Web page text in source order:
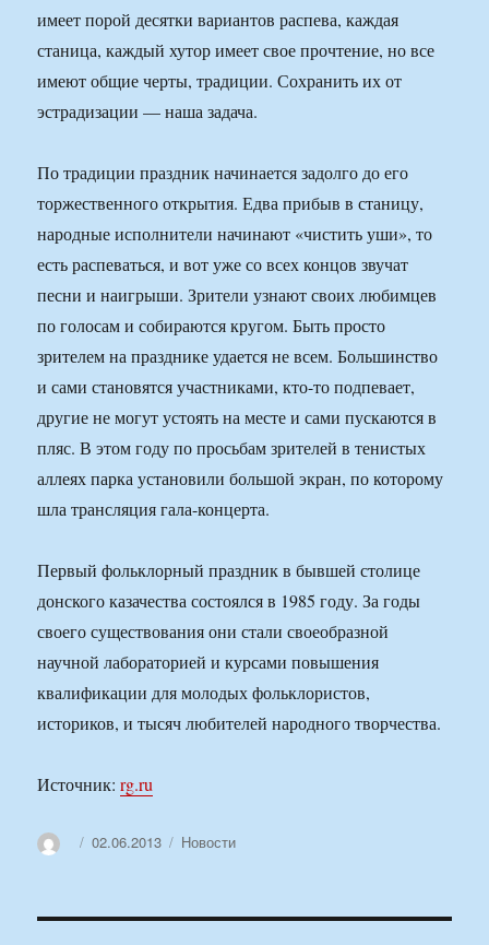
имеет порой десятки вариантов распева, каждая
станица, каждый хутор имеет свое прочтение, но все
имеют общие черты, традиции. Сохранить их от
эстрадизации — наша задача.
По традиции праздник начинается задолго до его
торжественного открытия. Едва прибыв в станицу,
народные исполнители начинают «чистить уши», то
есть распеваться, и вот уже со всех концов звучат
песни и наигрыши. Зрители узнают своих любимцев
по голосам и собираются кругом. Быть просто
зрителем на празднике удается не всем. Большинство
и сами становятся участниками, кто-то подпевает,
другие не могут устоять на месте и сами пускаются в
пляс. В этом году по просьбам зрителей в тенистых
аллеях парка установили большой экран, по которому
шла трансляция гала-концерта.
Первый фольклорный праздник в бывшей столице
донского казачества состоялся в 1985 году. За годы
своего существования они стали своеобразной
научной лабораторией и курсами повышения
квалификации для молодых фольклористов,
историков, и тысяч любителей народного творчества.
Источник:rg.ru
АвторОпубликовано
02.06.2013 Рубрики
Новости